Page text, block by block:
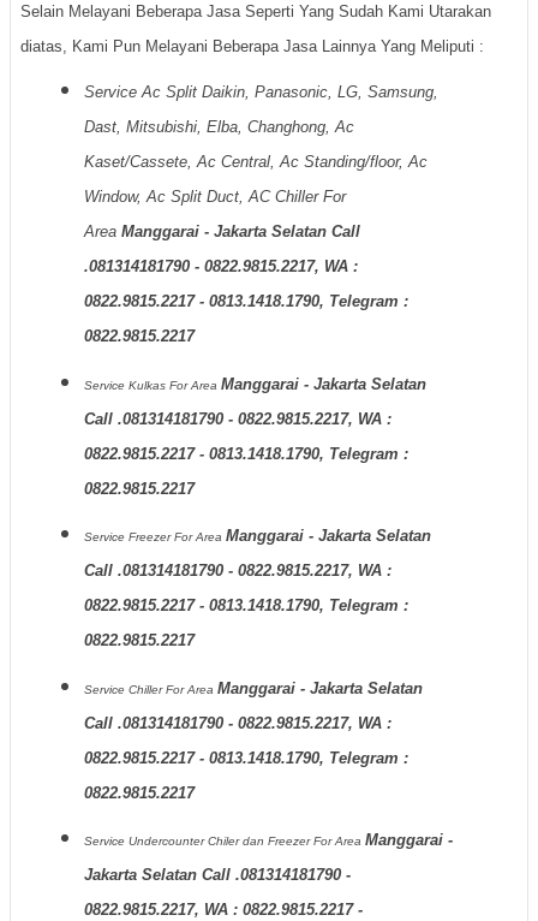
Selain Melayani Beberapa Jasa Seperti Yang Sudah Kami Utarakan
diatas, Kami Pun Melayani Beberapa Jasa Lainnya Yang Meliputi :
Service Ac Split Daikin, Panasonic, LG, Samsung,
Dast, Mitsubishi, Elba, Changhong, Ac
Kaset/Cassete, Ac Central, Ac Standing/floor, Ac
Window, Ac Split Duct, AC Chiller For
Area Manggarai - Jakarta Selatan Call
.081314181790 - 0822.9815.2217, WA :
0822.9815.2217 - 0813.1418.1790, Telegram :
0822.9815.2217
Service Kulkas For Area Manggarai - Jakarta Selatan
Call .081314181790 - 0822.9815.2217, WA :
0822.9815.2217 - 0813.1418.1790, Telegram :
0822.9815.2217
Service FreezerFor Area Manggarai - Jakarta Selatan
Call .081314181790 - 0822.9815.2217, WA :
0822.9815.2217 - 0813.1418.1790, Telegram :
0822.9815.2217
Service ChillerFor Area Manggarai - Jakarta Selatan
Call .081314181790 - 0822.9815.2217, WA :
0822.9815.2217 - 0813.1418.1790, Telegram :
0822.9815.2217
Service Undercounter Chiler dan FreezerFor Area Manggarai -
Jakarta Selatan Call .081314181790 -
0822.9815.2217, WA : 0822.9815.2217 -